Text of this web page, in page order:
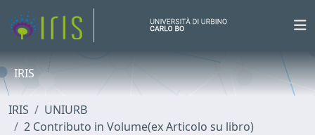
IRIS
IRIS
UNIURB
2 Contributo in Volume(ex Articolo su libro)